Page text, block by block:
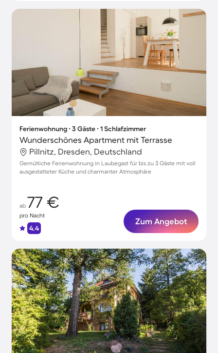
Ferienwohnung ∙ 3 Gäste ∙ 1 Schlafzimmer
Wunderschönes Apartment mit Terrasse
Pillnitz, Dresden, Deutschland
Gemütliche Ferienwohnung in Laubegast für bis zu 3 Gäste mit voll
ausgestatteter Küche und charmanter Atmosphäre
ab 77 €
pro Nacht
4.4
Zum Angebot